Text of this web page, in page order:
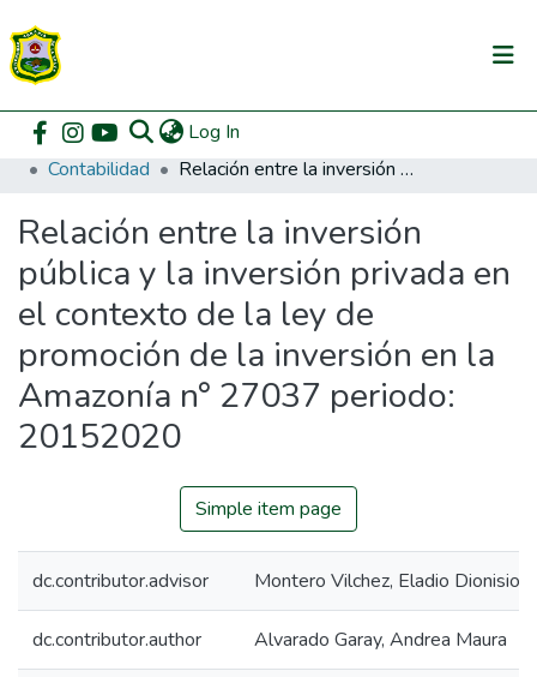
Log In
Communities & Collections
All of DSpace
DSpace Statistics
Home Pregrado
Facultad de Contabilidad
Contabilidad
Relación entre la inversión pública y la inversión privada en el contexto de la ley de promoción de la inversión en la Amazonía n° 27037 periodo: 20152020
Relación entre la inversión
pública y la inversión privada en
el contexto de la ley de
promoción de la inversión en la
Amazonía n° 27037 periodo:
20152020
Simple item page
dc.contributor.advisor Montero Vilchez, Eladio Dionisio
dc.contributor.author Alvarado Garay, Andrea Maura